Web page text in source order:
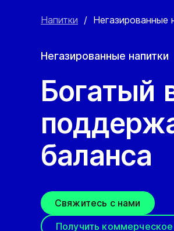
Напитки / Негазированные
Негазированные напитки
Богатый
баланса
Свяжитесь с нами
Получить